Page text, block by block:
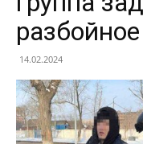
14.02.2024